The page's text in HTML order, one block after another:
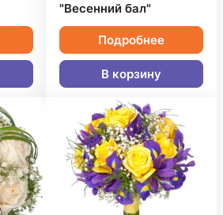
"Весенний бал"
Подробнее
В корзину